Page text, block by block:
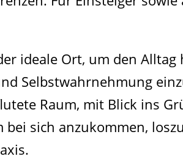
ideale Ort, um den Alltag
Selbstwahrnehmung
Raum, mit Blick ins
bei sich anzukommen,